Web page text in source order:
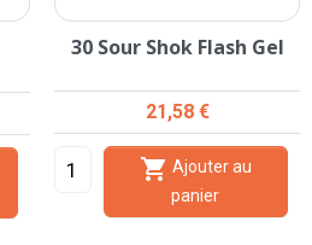
30 Sour Shok Flash Gel
Prix
21,58 €

panier